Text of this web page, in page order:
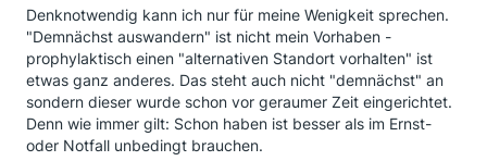
Denknotwendig kann ich nur für meine Wenigkeit sprechen.
"Demnächst auswandern" ist nicht mein Vorhaben -
prophylaktisch einen "alternativen Standort vorhalten" ist
etwas ganz anderes. Das steht auch nicht "demnächst" an
sondern dieser wurde schon vor geraumer Zeit eingerichtet.
Denn wie immer gilt: Schon haben ist besser als im Ernst-
oder Notfall unbedingt brauchen.